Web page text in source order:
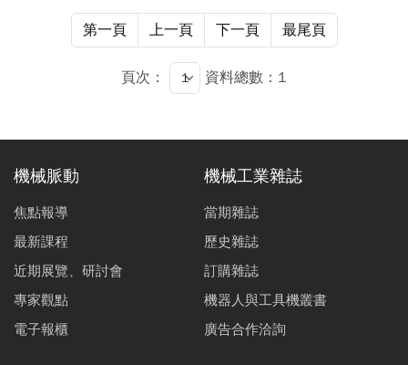
資訊電子業，包括下游系統組裝的資通訊產業，以及上游
零組件如半導體業、光電業、電子零組件業等，導入5G
智慧製造的成功經驗，除可帶動資通訊產業開闢新市場，
同時也能帶動其他產業邁出轉型的第一步。
第一頁 上一頁 下一頁 最尾頁
頁次： 資料總數：1
機械脈動
焦點報導
最新課程
近期展覽、研討會
專家觀點
電子報櫃
機械工業雜誌
當期雜誌
歷史雜誌
訂購雜誌
機器人與工具機叢書
廣告合作洽詢